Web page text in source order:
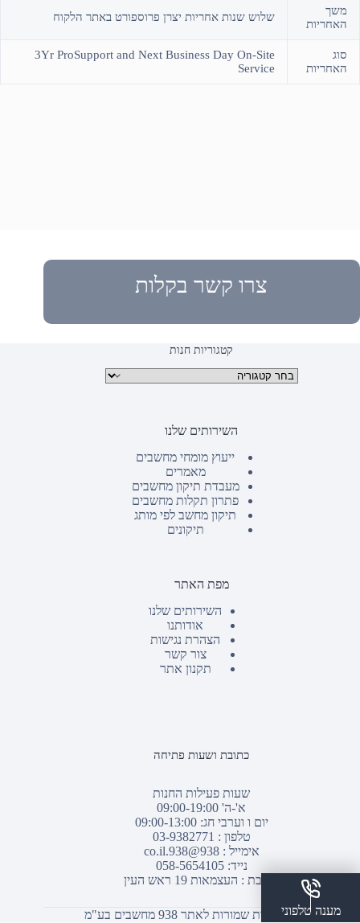
משך
האחריות
שלוש שנות אחריות יצרן פרוספורט באתר הלקוח
סוג
האחריות
3Yr ProSupport and Next Business Day On-Site
Service
צרו קשר בקלות
קטגוריות חנות
קטגוריות מוצרים
השירותים שלנו
ייעוץ מומחי מחשבים
מאמרים
מעבדת תיקון מחשבים
פתרון תקלות מחשבים
תיקון מחשב לפי מותג
תיקונים
מפת האתר
השירותים שלנו
אודותנו
הצהרת נגישות
צור קשר
תקנון אתר
כתובת ושעות פתיחה
שעות פעילות החנות
א'-ה' 09:00-19:00
יום ו וערבי חג: 09:00-13:00
טלפון : 03-9382771
אימייל :938@938.co.il
נייד: 058-5654105
כתובת : העצמאות 19 ראש העין
© כל הזכויות שמורות לאתר 938 מחשבים בע"מ
מענה טלפוני